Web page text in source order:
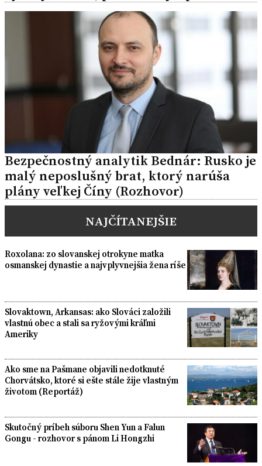
Bezpečnostný analytik Bednár: Rusko je
malý neposlušný brat, ktorý narúša
plány veľkej Číny (Rozhovor)
NAJČÍTANEJŠIE
Roxolana: zo slovanskej otrokyne matka
osmanskej dynastie a najvplyvnejšia žena ríše
Slovaktown, Arkansas: ako Slováci založili
vlastnú obec a stali sa ryžovými kráľmi
Ameriky
Ako sme na Pašmane objavili nedotknuté
Chorvátsko, ktoré si ešte stále žije vlastným
životom (Reportáž)
Skutočný príbeh súboru Shen Yun a Falun
Gongu - rozhovor s pánom Li Hongzhi